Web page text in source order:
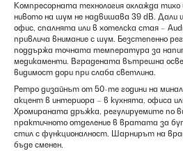
Компресорната технология охлажда тихо
нивото на шум не надвишава 39 dB. Дали
офис, спалнята или в хотелска стая –
привлича внимание с шум. Безстепенно
поддържа точната температура за
медикаменти. Вградената вътрешна
видимост дори при слаба светлина.
Ретро дизайнът от 50-те години на
акцент в интериора – в кухнята, офиса
Хромираната дръжка, регулируемите по
практичното отделение в вратата за
стил с функционалност. Шарнирът на
бъде сменен.